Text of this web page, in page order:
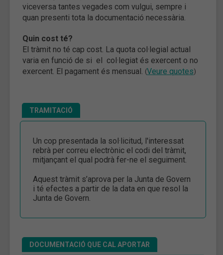
viceversa tantes vegades com vulgui, sempre i
quan presenti tota la documentació necessària.
Quin cost té?
El tràmit no té cap cost. La quota col·legial actual
varia en funció de si el col·legiat és exercent o no
exercent. El pagament és mensual. (Veure quotes)
TRAMITACIÓ
Un cop presentada la sol·licitud, l'interessat
rebrà per correu electrònic el codi del tràmit,
mitjançant el qual podrà fer-ne el seguiment.
Aquest tràmit s’aprova per la Junta de Govern
i té efectes a partir de la data en que resol la
Junta de Govern.
DOCUMENTACIÓ QUE CAL APORTAR